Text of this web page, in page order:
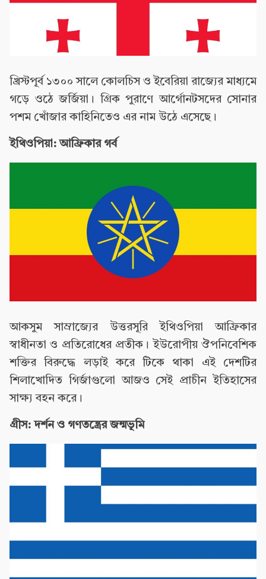
খ্রিস্টপূর্ব ১৩০০ সালে কোলচিস ও ইবেরিয়া রাজ্যের মাধ্যমে
গড়ে ওঠে জর্জিয়া। গ্রিক পুরাণে আর্গোনটসদের সোনার
পশম খোঁজার কাহিনিতেও এর নাম উঠে এসেছে।
ইথিওপিয়া: আফ্রিকার গর্ব
আকসুম সাম্রাজ্যের উত্তরসূরি ইথিওপিয়া আফ্রিকার
স্বাধীনতা ও প্রতিরোধের প্রতীক। ইউরোপীয় ঔপনিবেশিক
শক্তির বিরুদ্ধে লড়াই করে টিকে থাকা এই দেশটির
শিলাখোদিত গির্জাগুলো আজও সেই প্রাচীন ইতিহাসের
সাক্ষ্য বহন করে।
গ্রীস: দর্শন ও গণতন্ত্রের জন্মভূমি